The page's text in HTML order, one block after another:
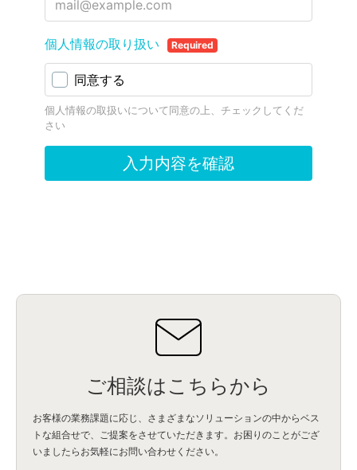
ご相談はこちらから
お客様の業務課題に応じ、さまざまなソリューションの中からベス
トな組合せで、
ご提案をさせていただきます。お困りのことがござ
いましたらお気軽にお問い合わせください。